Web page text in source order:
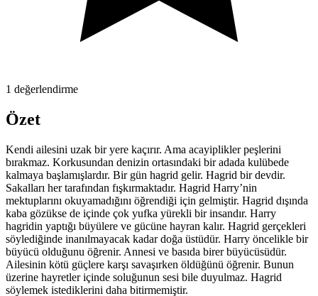
1 değerlendirme
Özet
Kendi ailesini uzak bir yere kaçırır. Ama acayiplikler peşlerini
bırakmaz. Korkusundan denizin ortasındaki bir adada kulübede
kalmaya başlamışlardır. Bir gün hagrid gelir. Hagrid bir devdir.
Sakalları her tarafından fışkırmaktadır. Hagrid Harry’nin
mektuplarını okuyamadığını öğrendiği için gelmiştir. Hagrid dışında
kaba gözükse de içinde çok yufka yürekli bir insandır. Harry
hagridin yaptığı büyülere ve gücüne hayran kalır. Hagrid gerçekleri
söylediğinde inanılmayacak kadar doğa üstüdür. Harry öncelikle bir
büyücü olduğunu öğrenir. Annesi ve basıda birer büyücüsüdür.
Ailesinin kötü güçlere karşı savaşırken öldüğünü öğrenir. Bunun
üzerine hayretler içinde soluğunun sesi bile duyulmaz. Hagrid
söylemek istediklerini daha bitirmemiştir.